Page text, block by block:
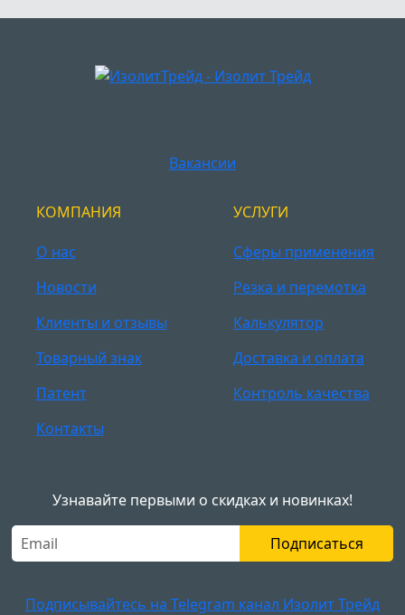
Вакансии
КОМПАНИЯ
О нас
Новости
Клиенты и отзывы
Товарный знак
Патент
Контакты
УСЛУГИ
Сферы применения
Резка и перемотка
Калькулятор
Доставка и оплата
Контроль качества
Узнавайте первыми о скидках и новинках!
Подписаться
Подписывайтесь на Telegram канал Изолит Трейд